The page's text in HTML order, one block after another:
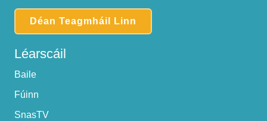
Déan Teagmháil Linn
Léarscáil
Baile
Fúinn
SnasTV